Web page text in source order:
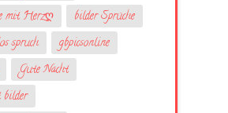
mit Herzღ
bilder Sprüche
spruch
gbpicsonline
Gute Nacht
bilder